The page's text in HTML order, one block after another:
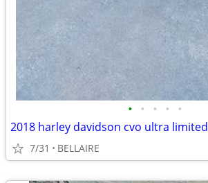
• • • • •
2018 harley davidson cvo ultra limited
7/31 BELLAIRE